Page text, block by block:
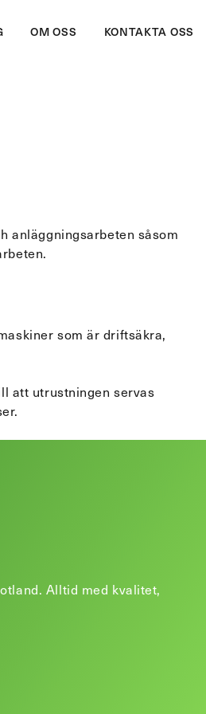
inför husbygge.
förberedelser, gjutning
OM OSS KONTAKTA OSS
anläggningsarbeten såsom
som är driftsäkra,
att utrustningen servas
Alltid med kvalitet,